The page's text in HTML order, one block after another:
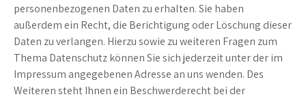
personenbezogenen Daten zu erhalten. Sie haben
außerdem ein Recht, die Berichtigung oder Löschung dieser
Daten zu verlangen. Hierzu sowie zu weiteren Fragen zum
Thema Datenschutz können Sie sich jederzeit unter der im
Impressum angegebenen Adresse an uns wenden. Des
Weiteren steht Ihnen ein Beschwerderecht bei der